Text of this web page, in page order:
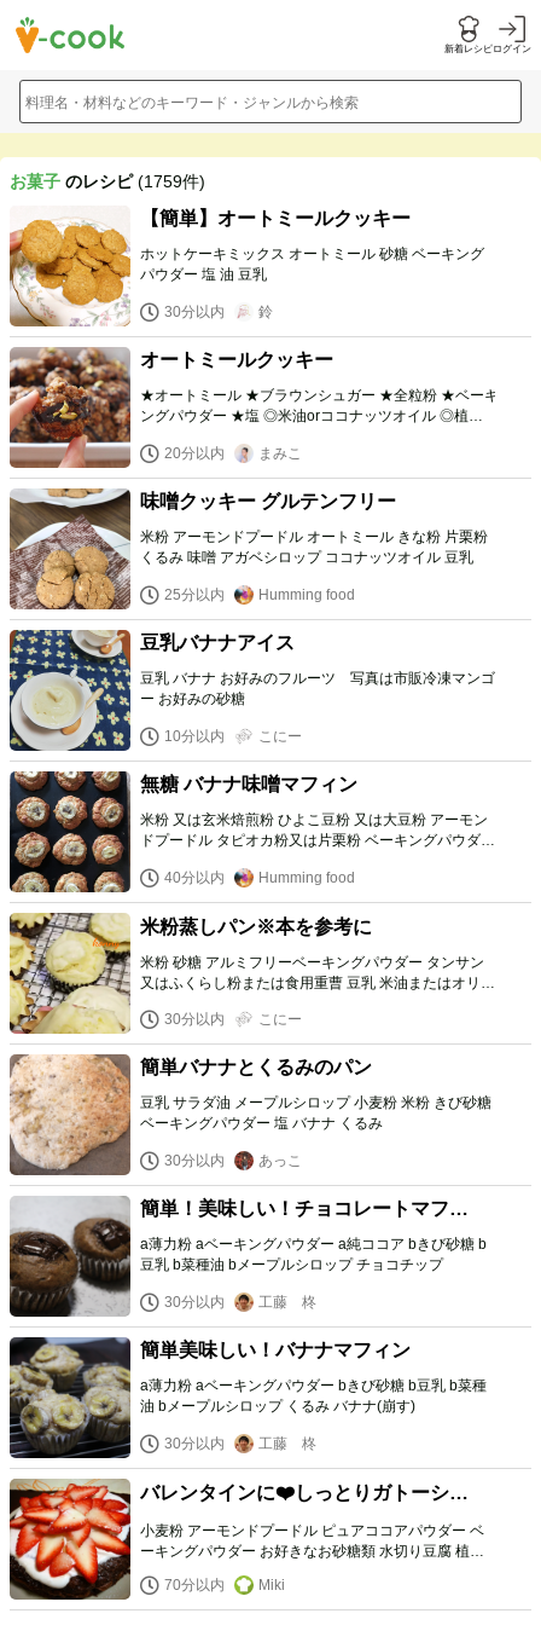
新着レシピログイン
料理名・材料などのキーワード・ジャンルから検索
お菓子 のレシピ(1759件)
【簡単】オートミールクッキー
ホットケーキミックス オートミール 砂糖 ベーキング
パウダー 塩 油 豆乳
30分以内 鈴
オートミールクッキー
★オートミール ★ブラウンシュガー ★全粒粉 ★ベーキ
ングパウダー ★塩 ◎米油orココナッツオイル ◎植物性
ダー ❤︎ココナッツオイルor米油 ❤︎植物性ミルク（温め
たもの） ❤︎砂糖 ❤︎バニラエッセンス
20分以内 まみこ
味噌クッキー グルテンフリー
米粉 アーモンドプードル オートミール きな粉 片栗粉
くるみ 味噌 アガベシロップ ココナッツオイル 豆乳
25分以内 Humming food
豆乳バナナアイス
豆乳 バナナ お好みのフルーツ 写真は市販冷凍マンゴ
ー お好みの砂糖
10分以内 こにー
無糖 バナナ味噌マフィン
米粉 又は玄米焙煎粉 ひよこ豆粉 又は大豆粉 アーモン
ドプードル タピオカ粉又は片栗粉 ベーキングパウダー
＊味噌 ＊レモン果汁 バナナ くるみ、アーモンド レー
ズン
40分以内 Humming food
米粉蒸しパン※本を参考に
米粉 砂糖 アルミフリーベーキングパウダー タンサン
又はふくらし粉または食用重曹 豆乳 米油またはオリー
30分以内
こにー
簡単バナナとくるみのパン
豆乳 サラダ油 メープルシロップ 小麦粉 米粉 きび砂糖
ベーキングパウダー 塩 バナナ くるみ
30分以内 あっこ
簡単！美味しい！チョコレートマフィ
ン！
a薄力粉 aベーキングパウダー a純ココア bきび砂糖 b
豆乳 b菜種油 bメープルシロップ チョコチップ
30分以内 工藤 柊
簡単美味しい！バナナマフィン
a薄力粉 aベーキングパウダー bきび砂糖 b豆乳 b菜種
油 bメープルシロップ くるみ バナナ(崩す)
30分以内 工藤 柊
バレンタインに❤️しっとりガトーショ
コラ
小麦粉 アーモンドプードル ピュアココアパウダー ベ
ーキングパウダー お好きなお砂糖類 水切り豆腐 植物
性ミルク 植物性オイル
70分以内 Miki